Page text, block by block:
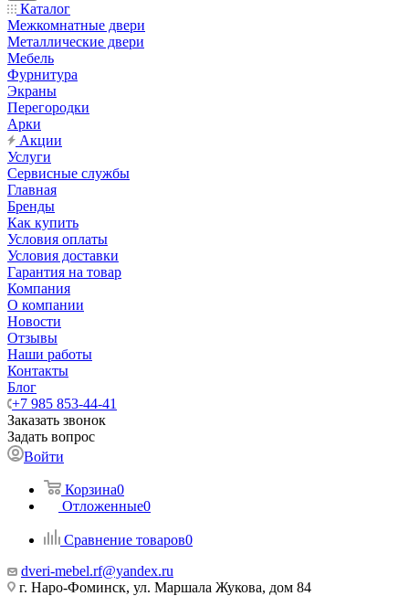
Каталог
Межкомнатные двери
Металлические двери
Мебель
Фурнитура
Экраны
Перегородки
Арки
Акции
Услуги
Сервисные службы
Главная
Бренды
Как купить
Условия оплаты
Условия доставки
Гарантия на товар
Компания
О компании
Новости
Отзывы
Наши работы
Контакты
Блог
+7 985 853-44-41
Заказать звонок
Задать вопрос
Войти
Корзина0
Отложенные0
Сравнение товаров0
dveri-mebel.rf@yandex.ru
г. Наро-Фоминск, ул. Маршала Жукова, дом 84